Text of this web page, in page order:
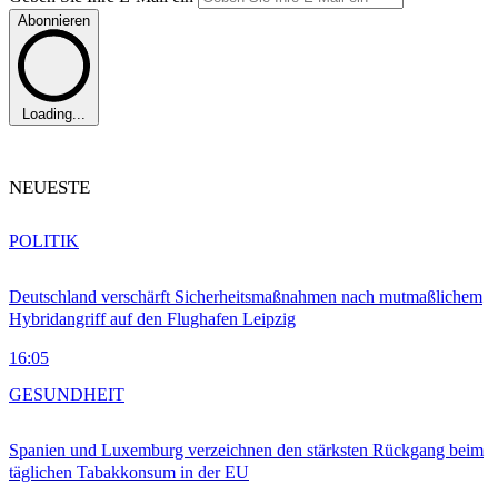
Abonnieren
Loading...
NEUESTE
Deutschland verschärft Sicherheitsmaßnahmen nach mutmaßlichem
Hybridangriff auf den Flughafen Leipzig
16:05
POLITIK
Spanien und Luxemburg verzeichnen den stärksten Rückgang beim
täglichen Tabakkonsum in der EU
GESUNDHEIT